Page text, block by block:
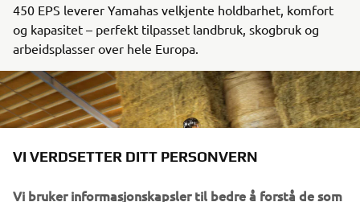
450 EPS leverer Yamahas velkjente holdbarhet, komfort
og kapasitet – perfekt tilpasset landbruk, skogbruk og
arbeidsplasser over hele Europa.
VI VERDSETTER DITT PERSONVERN
Vi bruker informasjonskapsler til bedre å forstå de som